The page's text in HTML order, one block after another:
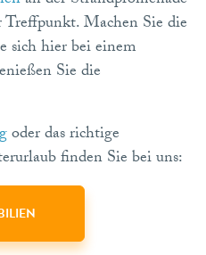
Machen Sie die
sich hier bei einem
Sie die
oder das richtige
finden Sie bei uns: